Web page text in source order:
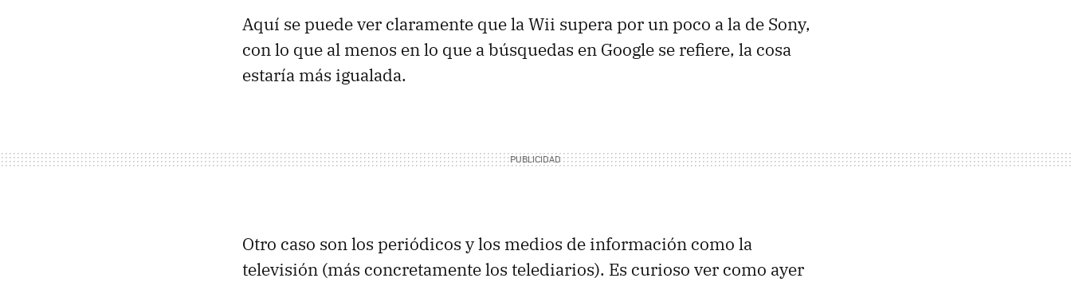
Aquí se puede ver claramente que la Wii supera por un poco a la de Sony,
con lo que al menos en lo que a búsquedas en Google se refiere, la cosa
estaría más igualada.
Otro caso son los periódicos y los medios de información como la
televisión (más concretamente los telediarios). Es curioso ver como ayer